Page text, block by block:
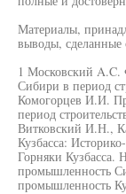
Материалы,
выводы,
1 Московский A.C.
Сибири в период
Комогорцев И.И.
период
Витковский И.Н.,
Кузбасса:
Горняки Кузбасса.
промышленность
промышленность